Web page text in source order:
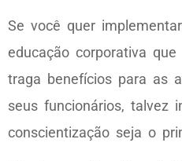
Se você quer
educação corporativa
traga benefícios para as
seus funcionários, talvez
conscientização seja o